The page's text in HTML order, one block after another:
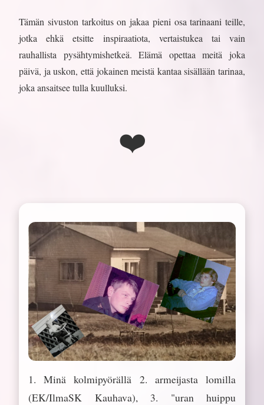
Tämän sivuston tarkoitus on jakaa pieni osa tarinaani teille,
jotka ehkä etsitte inspiraatiota, vertaistukea tai vain
rauhallista pysähtymishetkeä. Elämä opettaa meitä joka
päivä, ja uskon, että jokainen meistä kantaa sisällään tarinaa,
joka ansaitsee tulla kuulluksi.
❤️
1. Minä kolmipyörällä 2. armeijasta lomilla
(EK/IlmaSK Kauhava), 3. "uran huippu